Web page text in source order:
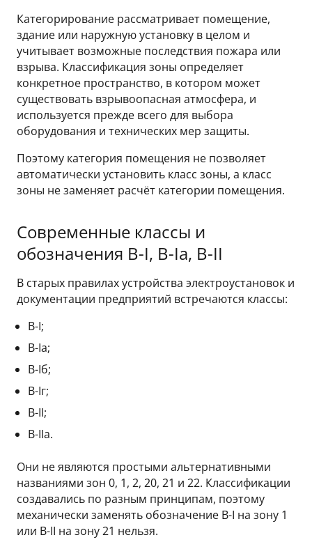
Категорирование рассматривает помещение,
здание или наружную установку в целом и
учитывает возможные последствия пожара или
взрыва. Классификация зоны определяет
конкретное пространство, в котором может
существовать взрывоопасная атмосфера, и
используется прежде всего для выбора
оборудования и технических мер защиты.
Поэтому категория помещения не позволяет
автоматически установить класс зоны, а класс
зоны не заменяет расчёт категории помещения.
Современные классы и
обозначения В-I, В-Iа, В-II
В старых правилах устройства электроустановок и
документации предприятий встречаются классы:
В-I;
В-Iа;
В-Iб;
В-Iг;
В-II;
В-IIа.
Они не являются простыми альтернативными
названиями зон 0, 1, 2, 20, 21 и 22. Классификации
создавались по разным принципам, поэтому
механически заменять обозначение В-I на зону 1
или В-II на зону 21 нельзя.